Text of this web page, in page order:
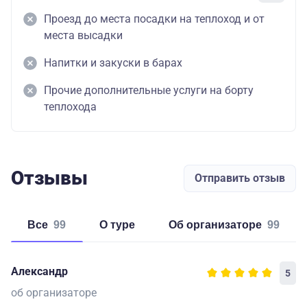
Проезд до места посадки на теплоход и от
места высадки
Напитки и закуски в барах
Прочие дополнительные услуги на борту
теплохода
Отзывы Отправить отзыв
Все 99 о туре об организаторе 99
Александр 5
об организаторе